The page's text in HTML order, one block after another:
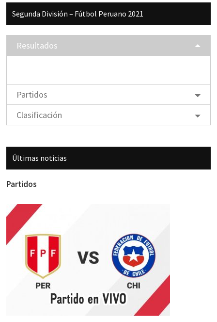
Segunda División – Fútbol Peruano 2021
Resultados
Partidos
Clasificación
Últimas noticias
Partidos